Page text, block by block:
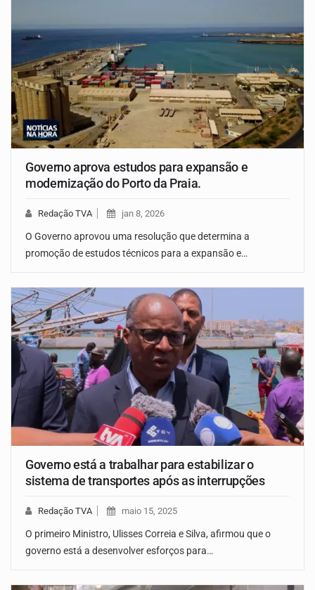
Governo aprova estudos para expansão e
modernização do Porto da Praia.
Redação TVA jan 8, 2026
O Governo aprovou uma resolução que determina a
promoção de estudos técnicos para a expansão e…
Governo está a trabalhar para estabilizar o
sistema de transportes após as interrupções
Redação TVA maio 15, 2025
O primeiro Ministro, Ulisses Correia e Silva, afirmou que o
governo está a desenvolver esforços para…